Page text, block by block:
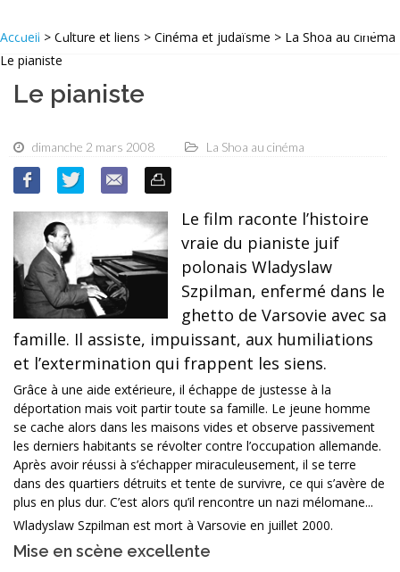
Accueil > Culture et liens > Cinéma et judaïsme > La Shoa au cinéma
Le pianiste
Le pianiste
dimanche 2 mars 2008 La Shoa au cinéma
Le film raconte l’histoire
vraie du pianiste juif
polonais Wladyslaw
Szpilman, enfermé dans le
ghetto de Varsovie avec sa
famille. Il assiste, impuissant, aux humiliations
et l’extermination qui frappent les siens.
Grâce à une aide extérieure, il échappe de justesse à la
déportation mais voit partir toute sa famille. Le jeune homme
se cache alors dans les maisons vides et observe passivement
les derniers habitants se révolter contre l’occupation allemande.
Après avoir réussi à s’échapper miraculeusement, il se terre
dans des quartiers détruits et tente de survivre, ce qui s’avère de
plus en plus dur. C’est alors qu’il rencontre un nazi mélomane...
Wladyslaw Szpilman est mort à Varsovie en juillet 2000.
Mise en scène excellente